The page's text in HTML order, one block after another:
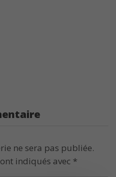
ne sera pas publiée.
indiqués avec *